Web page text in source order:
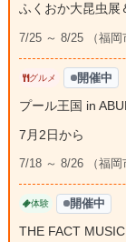
ふくおか大昆虫展
7/25 ～ 8/25 （福岡
グルメ 開催中
プール王国 in
7月2日から
7/18 ～ 8/26 （福岡
体験 開催中
THE FACT